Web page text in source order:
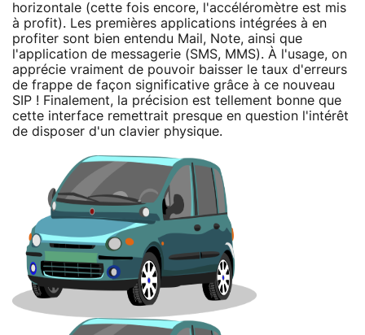
horizontale (cette fois encore, l'accéléromètre est mis
à profit). Les premières applications intégrées à en
profiter sont bien entendu Mail, Note, ainsi que
l'application de messagerie (SMS, MMS). À l'usage, on
apprécie vraiment de pouvoir baisser le taux d'erreurs
de frappe de façon significative grâce à ce nouveau
SIP ! Finalement, la précision est tellement bonne que
cette interface remettrait presque en question l'intérêt
de disposer d'un clavier physique.